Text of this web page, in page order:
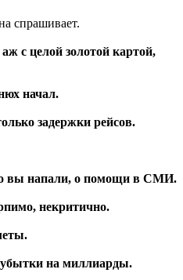
спрашивает.
с целой золотой картой,
начал.
задержки рейсов.
вы напали, о помощи в СМИ.
некритично.
на миллиарды.